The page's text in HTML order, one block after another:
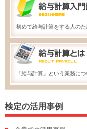
初めて給与計算をする人の
「給与計算」という業務に
検定の活用事例